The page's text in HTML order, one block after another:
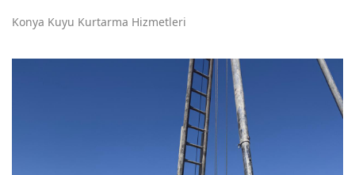
Konya Kuyu Kurtarma Hizmetleri